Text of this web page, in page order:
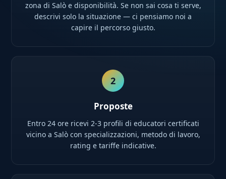
zona di Salò e disponibilità. Se non sai cosa ti serve,
descrivi solo la situazione — ci pensiamo noi a
capire il percorso giusto.
2
Proposte
Entro 24 ore ricevi 2-3 profili di educatori certificati
vicino a Salò con specializzazioni, metodo di lavoro,
rating e tariffe indicative.